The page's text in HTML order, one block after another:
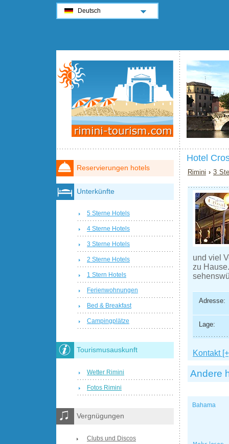
Hotel
Rimini ›3
und viel
zu
Adresse:
Lage:
Kontakt
Andere
Bahama
Reservierungen hotels
Unterkünfte
5 Sterne Hotels
4 Sterne Hotels
3 Sterne Hotels
2 Sterne Hotels
1 Stern Hotels
Ferienwohnungen
Bed & Breakfast
Campingplätze
Tourismusauskunft
Wetter Rimini
Fotos Rimini
Vergnügungen
Clubs und Discos
Deutsch